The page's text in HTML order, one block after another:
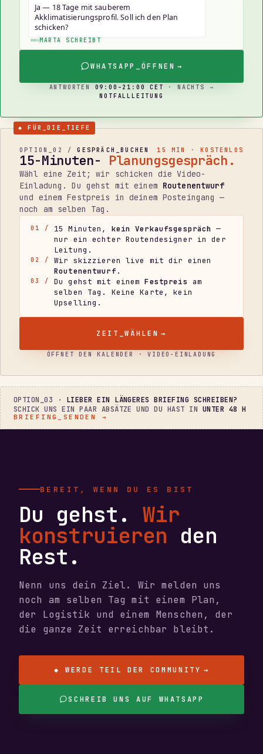
Ja — 18 Tage mit sauberem
Akklimatisierungsprofil. Soll ich den Plan
schicken?
MARTA SCHREIBT
WHATSAPP_ÖFFNEN →
ANTWORTEN 09:00–21:00 CET
· NACHTS →
NOTFALLLEITUNG
◆ FÜR_DIE_TIEFE
OPTION_02 /GESPRÄCH_BUCHEN 15 MIN · KOSTENLOS
15-Minuten- Planungsgespräch.
Wähl eine Zeit; wir schicken die Video-
Einladung. Du gehst mit einem Routenentwurf
und einem Festpreis in deinem Posteingang —
noch am selben Tag.
01 / 15 Minuten, kein Verkaufsgespräch —
nur ein echter Routendesigner in der
Leitung.
02 /
Wir skizzieren live mit dir einen
Routenentwurf .
03 / Du gehst mit einemFestpreis am
selben Tag. Keine Karte, kein
Upselling.
ZEIT_WÄHLEN →
ÖFFNET DEN KALENDER · VIDEO-EINLADUNG
OPTION_03 · LIEBER EIN LÄNGERES BRIEFING SCHREIBEN?
SCHICK UNS EIN PAAR ABSÄTZE UND DU HAST IN UNTER 48 H
BRIEFING_SENDEN →
BEREIT, WENN DU ES BIST
Du gehst.Wir
konstruieren den
Rest.
Nenn uns dein Ziel. Wir melden uns
noch am selben Tag mit einem Plan,
der Logistik und einem Menschen, der
die ganze Zeit erreichbar bleibt.
◆ WERDE TEIL DER COMMUNITY →
SCHREIB UNS AUF WHATSAPP